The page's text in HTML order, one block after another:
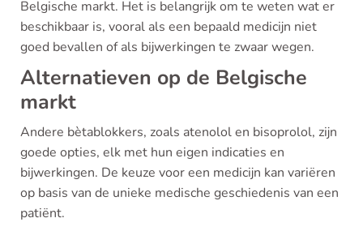
Belgische markt. Het is belangrijk om te weten wat er
beschikbaar is, vooral als een bepaald medicijn niet
goed bevallen of als bijwerkingen te zwaar wegen.
Alternatieven op de Belgische
markt
Andere bètablokkers, zoals atenolol en bisoprolol, zijn
goede opties, elk met hun eigen indicaties en
bijwerkingen. De keuze voor een medicijn kan variëren
op basis van de unieke medische geschiedenis van een
patiënt.